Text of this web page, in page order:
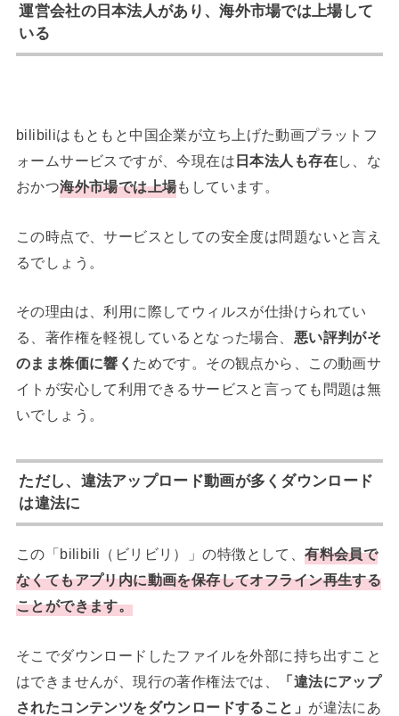
運営会社の日本法人があり、海外市場では上場して
いる
bilibiliはもともと中国企業が立ち上げた動画プラットフ
ォームサービスですが、今現在は 日本法人も存在し、な
おかつ海外市場では上場もしています。
この時点で、サービスとしての安全度は問題ないと言え
るでしょう。
その理由は、利用に際してウィルスが仕掛けられてい
る、著作権を軽視しているとなった場合、 悪い評判がそ
のまま株価に響く ためです。その観点から、この動画サ
イトが安心して利用できるサービスと言っても問題は無
いでしょう。
ただし、違法アップロード動画が多くダウンロード
は違法に
この「bilibili（ビリビリ）」の特徴として、有料会員で
なくてもアプリ内に動画を保存してオフライン再生する
ことができます。
そこでダウンロードしたファイルを外部に持ち出すこと
はできませんが、現行の著作権法では、
「違法にアップ
されたコンテンツをダウンロードすること」 が違法にあ